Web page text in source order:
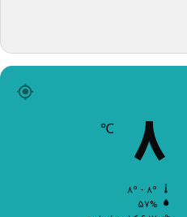
۸
۵۷%
۶.۱۷ کیلومتر/ساعت